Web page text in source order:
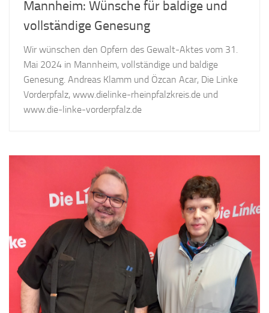
Mannheim: Wünsche für baldige und
vollständige Genesung
Wir wünschen den Opfern des Gewalt-Aktes vom 31.
Mai 2024 in Mannheim, vollständige und baldige
Genesung. Andreas Klamm und Özcan Acar, Die Linke
Vorderpfalz, www.dielinke-rheinpfalzkreis.de und
www.die-linke-vorderpfalz.de